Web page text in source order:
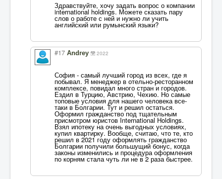
Здравствуйте, хочу задать вопрос о компании
international holdings. Можете сказать пару
слов о работе с ней и нужно ли учить
английский или румынский языки?
#17 Andrey 2022
София - самый лучший город из всех, где я
побывал. Я менеджер в отельно-ресторанном
комплексе, повидал много стран и городов.
Ездил в Турцию, Австрию, Чехию. Но самые
топовые условия для нашего человека все-
таки в Болгарии. Тут и решил остаться.
Оформил гражданство под тщательным
присмотром юристов International Holdings.
Взял ипотеку на очень выгодных условиях,
купил квартирку. Вообще, считаю, что те, кто
решил в 2021 году оформлять гражданство
Болгарии получили большущий бонус, когда
законы изменились и процедура оформления
по корням стала чуть ли не в 2 раза быстрее.